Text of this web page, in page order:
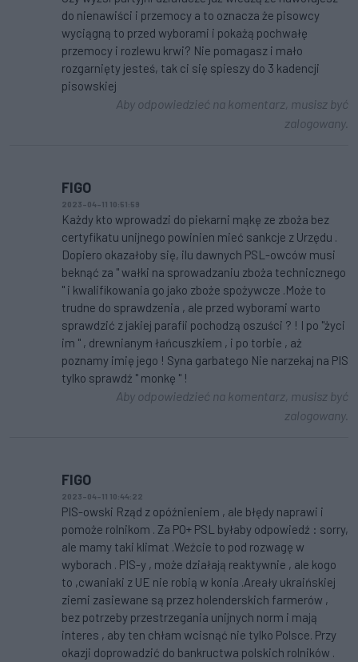
do nienawiści i przemocy a to oznacza że pisowcy
wyciągną to przed wyborami i pokażą pochwałę
przemocy i rozlewu krwi? Nie pomagasz i mało
rozgarnięty jesteś, tak ci się spieszy do 3 kadencji
pisowskiej
Aby odpowiedzieć na komentarz, musisz być
zalogowany.
FIGO
2023-04-11 10:51:59
Każdy kto wprowadzi do piekarni mąkę ze zboża bez
certyfikatu unijnego powinien mieć sankcje z Urzędu .
Dopiero okazałoby się, ilu dawnych PSL-owców musi
beknąć za " wałki na sprowadzaniu zboża technicznego
" i kwalifikowania go jako zboże spożywcze .Może to
trudne do sprawdzenia , ale przed wyborami warto
sprawdzić z jakiej parafii pochodzą oszuści ? ! I po "życi
im " , drewnianym łańcuszkiem , i po torbie , aż
poznamy imię jego ! Syna garbatego Nie narzekaj na PIS
tylko sprawdź " monkę " !
Aby odpowiedzieć na komentarz, musisz być
zalogowany.
FIGO
2023-04-11 10:44:22
PIS-owski Rząd z opóźnieniem , ale błędy naprawi i
pomoże rolnikom . Za PO+ PSL byłaby odpowiedź : sorry,
ale mamy taki klimat .Weźcie to pod rozwagę w
wyborach . PIS-y , może działają reaktywnie , ale kogo
to ,cwaniaki z UE nie robią w konia .Areały ukraińskiej
ziemi zasiewane są przez holenderskich farmerów ,
bez potrzeby przestrzegania unijnych norm i mają
interes , aby ten chłam wcisnąć nie tylko Polsce. Przy
okazji doprowadzić do bankructwa polskich rolników .